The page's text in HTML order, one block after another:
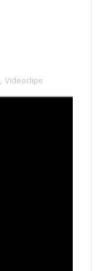
, Videoclipe